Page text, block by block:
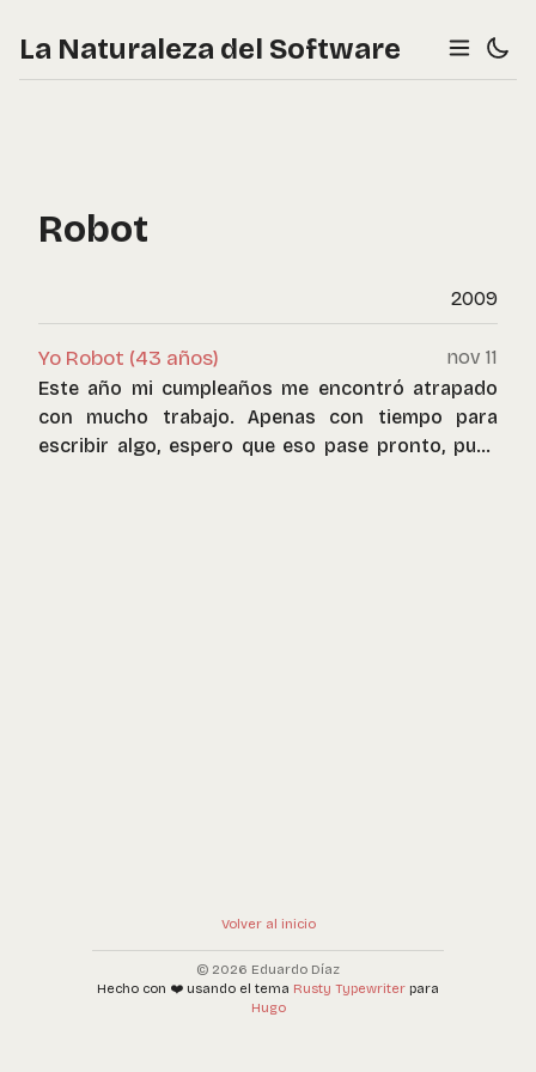
La Naturaleza del Software
Robot
2009
Yo Robot (43 años)
nov 11
Este año mi cumpleaños me encontró atrapado
con mucho trabajo. Apenas con tiempo para
escribir algo, espero que eso pase pronto, pues
Volver al inicio
© 2026 Eduardo Díaz
Hecho con ❤️ usando el tema Rusty Typewriter para
Hugo